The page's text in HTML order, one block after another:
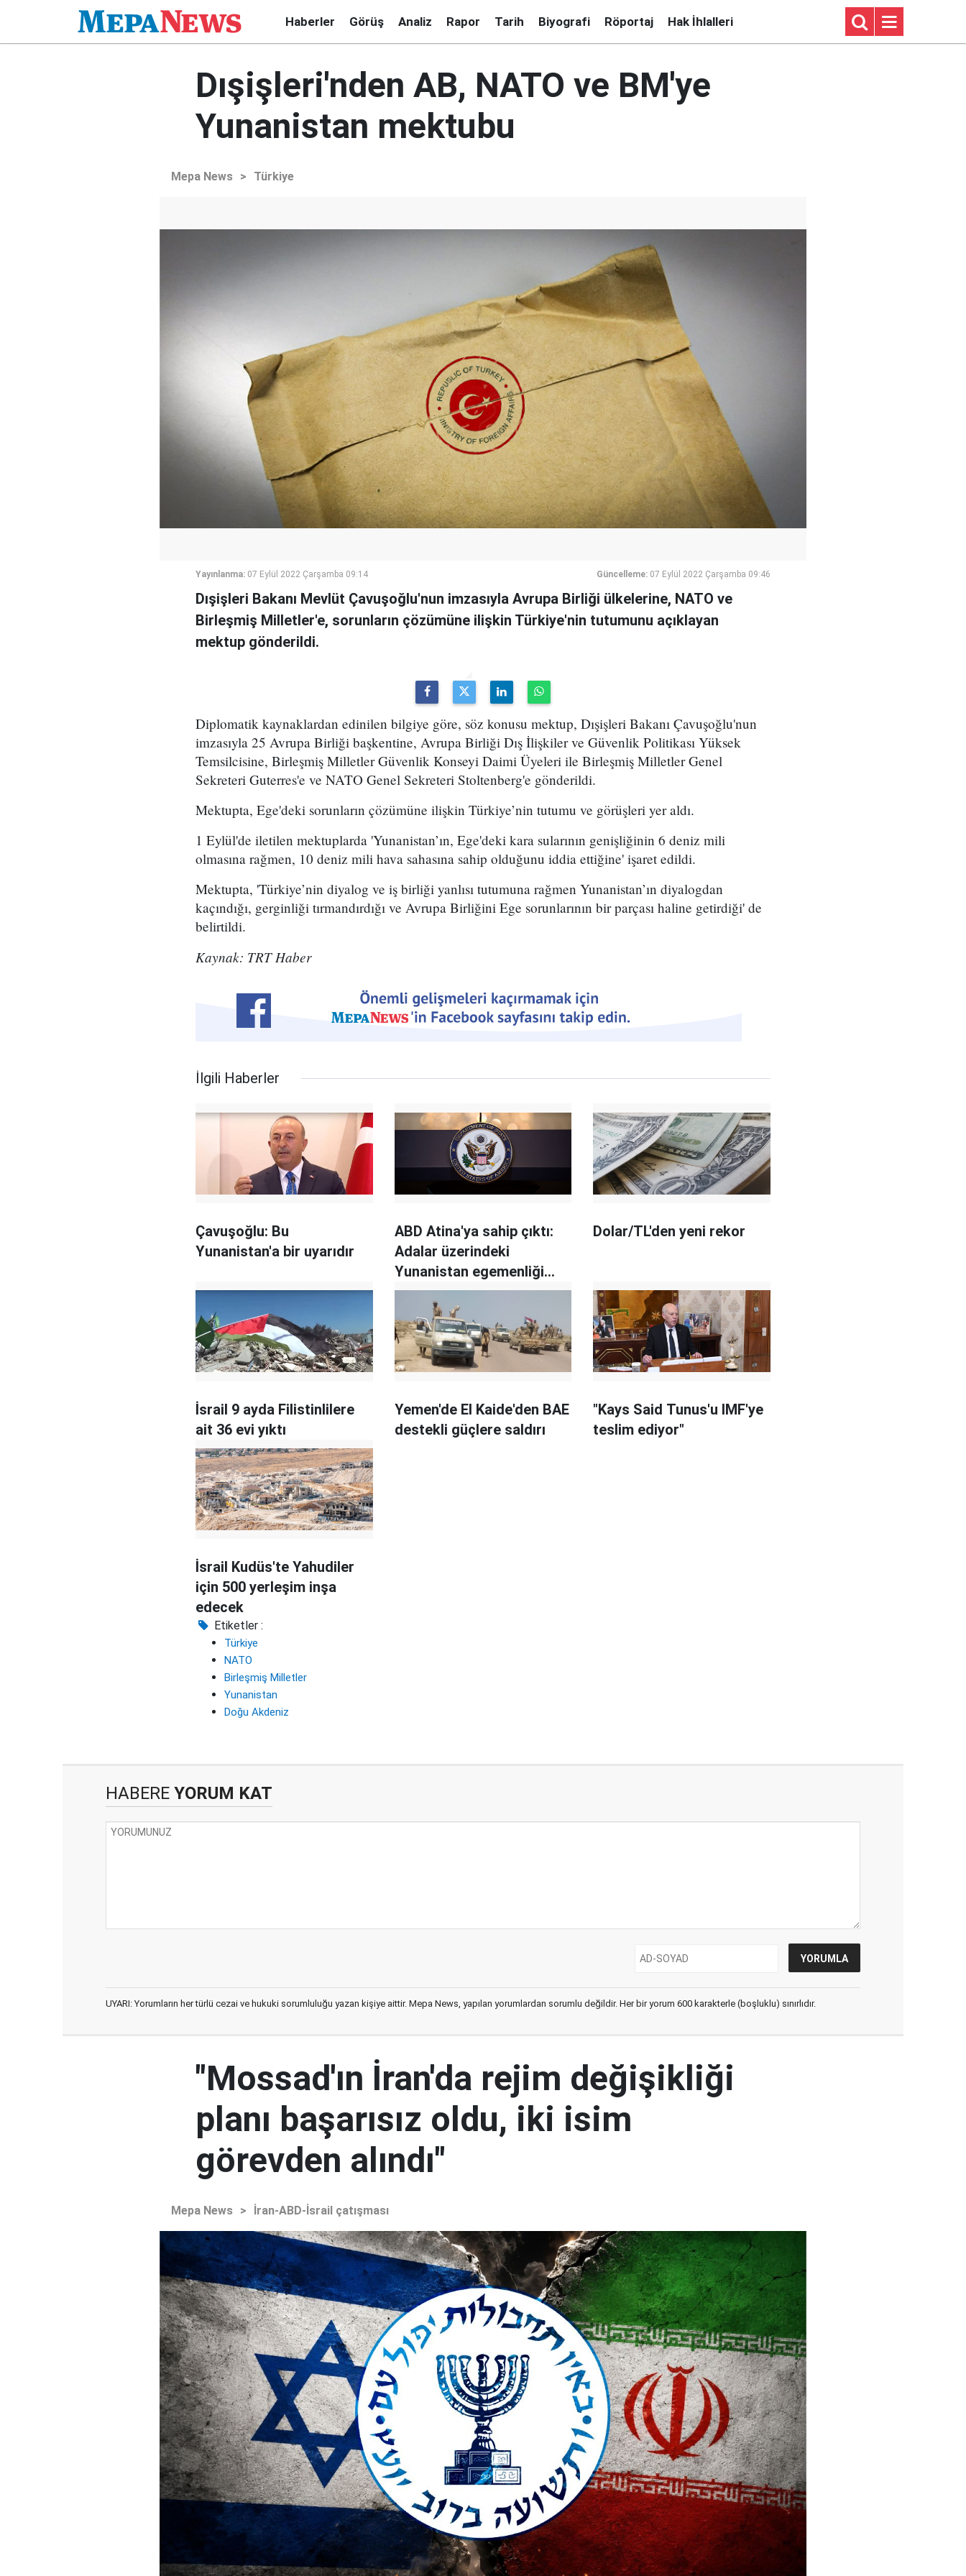
Haberler Görüş Analiz Rapor Tarih Biyografi Röportaj Hak İhlalleri
Dışişleri'nden AB, NATO ve BM'ye
Yunanistan mektubu
Mepa News > Türkiye
Yayınlanma: 07 Eylül 2022 Çarşamba 09:14 Güncelleme: 07 Eylül 2022 Çarşamba 09:46
Dışişleri Bakanı Mevlüt Çavuşoğlu'nun imzasıyla Avrupa Birliği ülkelerine, NATO ve
Birleşmiş Milletler'e, sorunların çözümüne ilişkin Türkiye'nin tutumunu açıklayan
mektup gönderildi.
Diplomatik kaynaklardan edinilen bilgiye göre, söz konusu mektup, Dışişleri Bakanı Çavuşoğlu'nun
imzasıyla 25 Avrupa Birliği başkentine, Avrupa Birliği Dış İlişkiler ve Güvenlik Politikası Yüksek
Temsilcisine, Birleşmiş Milletler Güvenlik Konseyi Daimi Üyeleri ile Birleşmiş Milletler Genel
Sekreteri Guterres'e ve NATO Genel Sekreteri Stoltenberg'e gönderildi.
Mektupta, Ege'deki sorunların çözümüne ilişkin Türkiye’nin tutumu ve görüşleri yer aldı.
1 Eylül'de iletilen mektuplarda 'Yunanistan’ın, Ege'deki kara sularının genişliğinin 6 deniz mili
olmasına rağmen, 10 deniz mili hava sahasına sahip olduğunu iddia ettiğine' işaret edildi.
Mektupta, 'Türkiye’nin diyalog ve iş birliği yanlısı tutumuna rağmen Yunanistan’ın diyalogdan
kaçındığı, gerginliği tırmandırdığı ve Avrupa Birliğini Ege sorunlarının bir parçası haline getirdiği' de
belirtildi.
Kaynak: TRT Haber
İlgili Haberler
Çavuşoğlu: Bu
Yunanistan'a bir uyarıdır
ABD Atina'ya sahip çıktı:
Adalar üzerindeki
Yunanistan egemenliği
sorgulanamaz
Dolar/TL'den yeni rekor
İsrail 9 ayda Filistinlilere
ait 36 evi yıktı
Yemen'de El Kaide'den BAE
destekli güçlere saldırı
"Kays Said Tunus'u IMF'ye
teslim ediyor"
İsrail Kudüs'te Yahudiler
için 500 yerleşim inşa
edecek
Etiketler :
Türkiye
NATO
Birleşmiş Milletler
Yunanistan
Doğu Akdeniz
HABERE YORUM KAT
UYARI: Yorumların her türlü cezai ve hukuki sorumluluğu yazan kişiye aittir. Mepa News, yapılan yorumlardan sorumlu değildir. Her bir yorum 600 karakterle (boşluklu) sınırlıdır.
"Mossad'ın İran'da rejim değişikliği
planı başarısız oldu, iki isim
görevden alındı"
Mepa News > İran-ABD-İsrail çatışması